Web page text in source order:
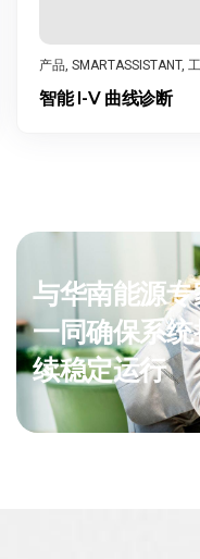
产品, SMARTASSISTANT,
智能 I-V 曲线诊断
与华南能源专
一同确保系统
续稳定运行